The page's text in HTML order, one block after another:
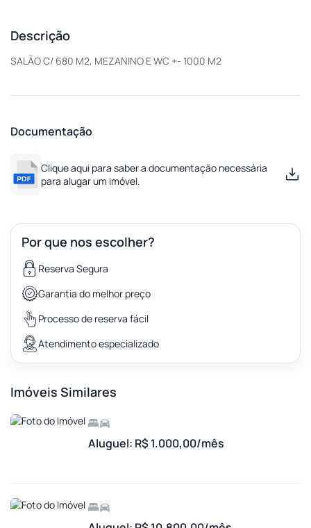
Descrição
SALÃO C/ 680 M2, MEZANINO E WC +- 1000 M2
Documentação
Clique aqui para saber a documentação necessária
para alugar um imóvel.
Por que nos escolher?
Reserva Segura
Garantia do melhor preço
Processo de reserva fácil
Atendimento especializado
Imóveis Similares
Aluguel: R$ 1.000,00/mês